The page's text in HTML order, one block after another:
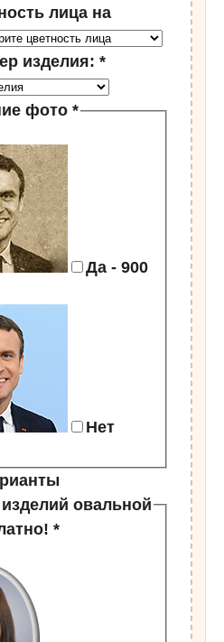
лица на
изделия: *
фото *
Да - 900
Нет
овальной
*